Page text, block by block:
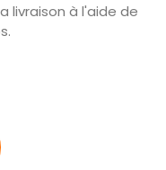
livraison à l'aide de